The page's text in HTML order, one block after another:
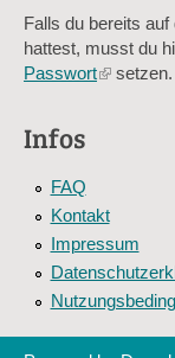
Falls du bereits auf
hattest, musst du
Passwort(linksetzen.
Infos
FAQ
Kontakt
Impressum